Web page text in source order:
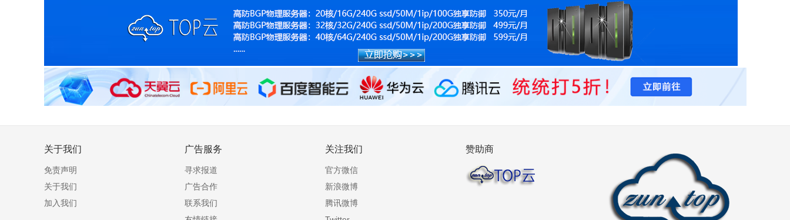
关于我们
免责声明
关于我们
加入我们
广告服务
寻求报道
广告合作
联系我们
关注我们
官方微信
新浪微博
腾讯微博
赞助商